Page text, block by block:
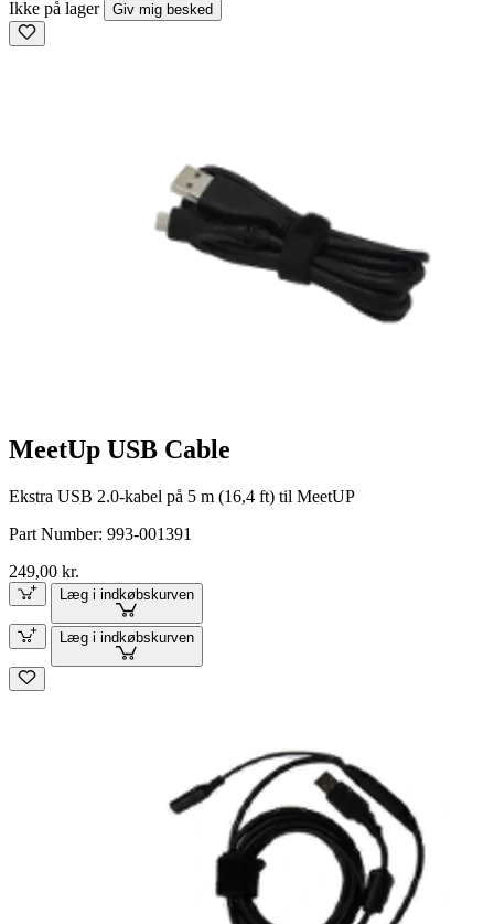
Ikke på lager
Giv mig besked
MeetUp USB Cable
Ekstra USB 2.0-kabel på 5 m (16,4 ft) til MeetUP
Part Number: 993-001391
249,00 kr.
Læg i indkøbskurven
Læg i indkøbskurven